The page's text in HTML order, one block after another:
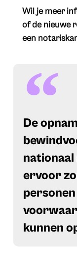
Wil je meer
of de nieuwe
een
De
ervoor
kunnen